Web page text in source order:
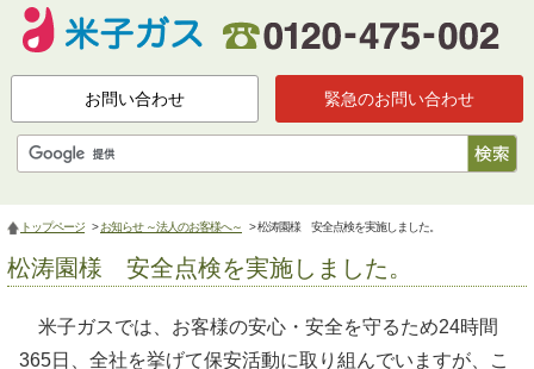
緊急のお問い合わせ
お問い合わせ
トップページ >お知らせ ～法人のお客様へ～ > 松涛園様 安全点検を実施しました。
松涛園様 安全点検を実施しました。
米子ガスでは、お客様の安心・安全を守るため24時間
365日、全社を挙げて保安活動に取り組んでいますが、こ